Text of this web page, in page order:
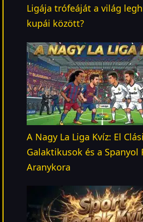
Ligája trófeáját a világ
kupái között?
A Nagy La Liga Kvíz: El
Galaktikusok és a Spanyol
Aranykora